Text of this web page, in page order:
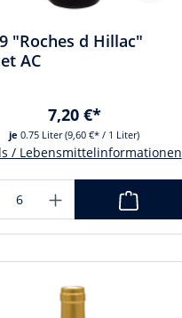
"Roches d Hillac"
AC
je0.75 Liter(9,60 €* / 1 Liter)
7,20 €*
/ Lebensmittelinformationen